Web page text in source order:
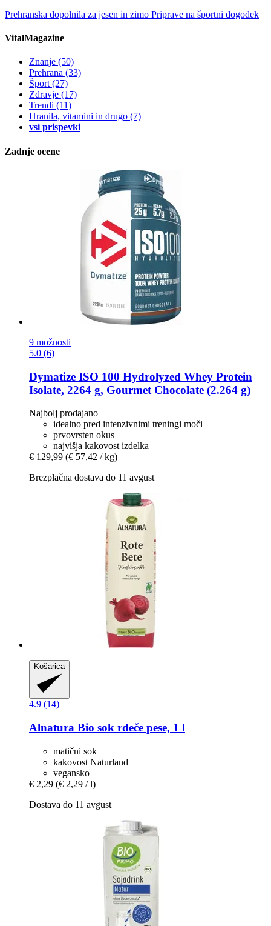
Prehranska dopolnila za jesen in zimo Priprave na športni dogodek
VitalMagazine
Znanje (50)
Prehrana (33)
Šport(27)
Zdravje (17)
Trendi (11)
Hranila, vitamini in drugo (7)
vsi prispevki
Zadnje ocene
9 možnosti
5.0 (6)
Dymatize ISO 100 Hydrolyzed Whey Protein
Isolate, 2264 g, Gourmet Chocolate (2.264 g)
Najbolj prodajano
idealno pred intenzivnimi treningi moči
prvovrsten okus
najvišja kakovost izdelka
€ 129,99 (€ 57,42 / kg)
Brezplačna dostava do 11 avgust
Košarica
4.9 (14)
Alnatura Bio sok rdeče pese, 1 l
matični sok
kakovost Naturland
vegansko
€ 2,29 (€ 2,29 / l)
Dostava do 11 avgust